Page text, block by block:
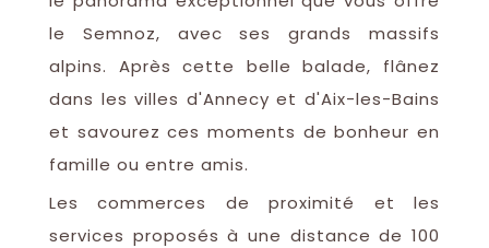
le Semnoz, avec ses grands massifs
alpins. Après cette belle balade, flânez
dans les villes d'Annecy et d'Aix-les-Bains
et savourez ces moments de bonheur en
famille ou entre amis.
Les commerces de proximité et les
services proposés à une distance de 100